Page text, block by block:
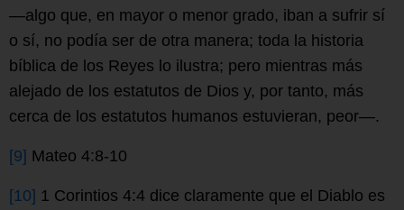
—algo que, en mayor o menor grado, iban a sufrir sí
o sí, no podía ser de otra manera; toda la historia
bíblica de los Reyes lo ilustra; pero mientras más
alejado de los estatutos de Dios y, por tanto, más
cerca de los estatutos humanos estuvieran, peor—.
[9] Mateo 4:8-10
[10] 1 Corintios 4:4 dice claramente que el Diablo es